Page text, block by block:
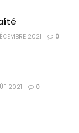
2021 0
2021 0